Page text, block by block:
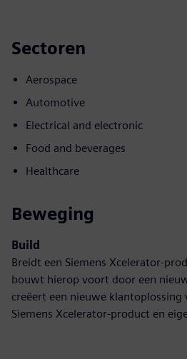
Sectoren
Aerospace
Automotive
Electrical and electronic
Food and beverages
Healthcare
Beweging
Build
Breidt een Siemens Xcelerator-
bouwt hierop voort door een
creëert een nieuwe
Siemens Xcelerator-product en